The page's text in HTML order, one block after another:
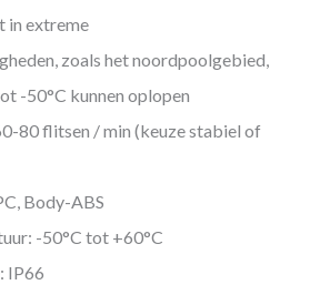
in extreme
zoals het noordpoolgebied,
-50°C kunnen oplopen
80 flitsen / min (keuze stabiel of
Body-ABS
-50°C tot +60°C
IP66